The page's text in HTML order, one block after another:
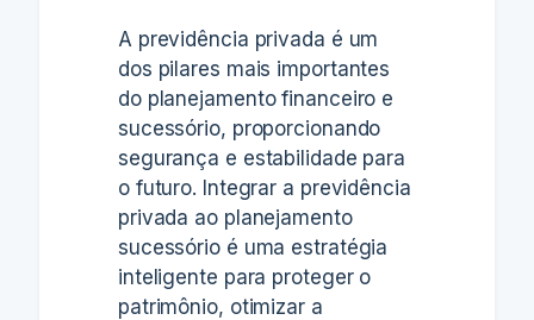
A previdência privada é um
dos pilares mais importantes
do planejamento financeiro e
sucessório, proporcionando
segurança e estabilidade para
o futuro. Integrar a previdência
privada ao planejamento
sucessório é uma estratégia
inteligente para proteger o
patrimônio, otimizar a